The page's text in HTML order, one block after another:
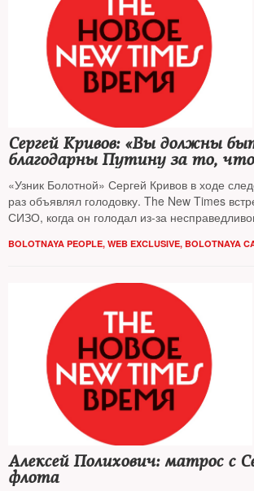
Сергей Кривов: «Вы должны
благодарны Путину за то,
хорошей камере»
«Узник Болотной» Сергей Кривов в ходе
раз объявлял голодовку. The New Times
СИЗО, когда он голодал из-за
BOLOTNAYA PEOPLE, WEB EXCLUSIVE, BOLOTNAYA
Алексей Полихович: матрос с
флота